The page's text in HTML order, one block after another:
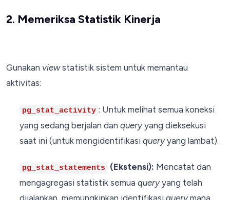
2. Memeriksa Statistik Kinerja
Gunakan viewstatistik sistem untuk memantau
aktivitas:
pg_stat_activity : Untuk melihat semua koneksi
yang sedang berjalan dan queryyang dieksekusi
saat ini (untuk mengidentifikasi queryyang lambat).
pg_stat_statements (Ekstensi): Mencatat dan
mengagregasi statistik semua queryyang telah